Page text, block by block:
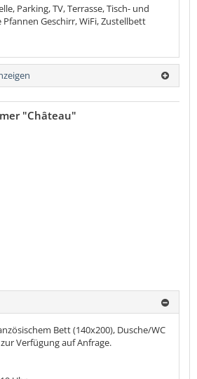
Parking, TV, Terrasse, Tisch- und
Pfannen Geschirr, WiFi, Zustellbett
"Château"
Bett (140x200), Dusche/WC
Verfügung auf Anfrage.